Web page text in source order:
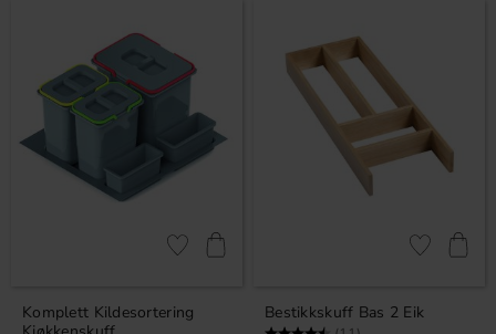
Komplett Kildesortering
Lagre som favoritt
Bestikkskuff Bas 2 Eik
Lagre som